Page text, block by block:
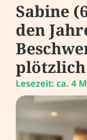
Sabine
den
Lesezeit: ca. 4